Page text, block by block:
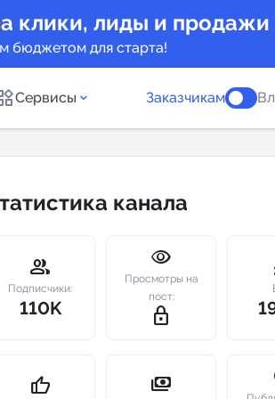
клики, лиды и продажи
бюджетом для старта!
Сервисы
Telegram
New
Заказчикам
канала
group
Подписчики:
110K
visibility
Просмотры на
пост:
lock_outline
thumb_up payments